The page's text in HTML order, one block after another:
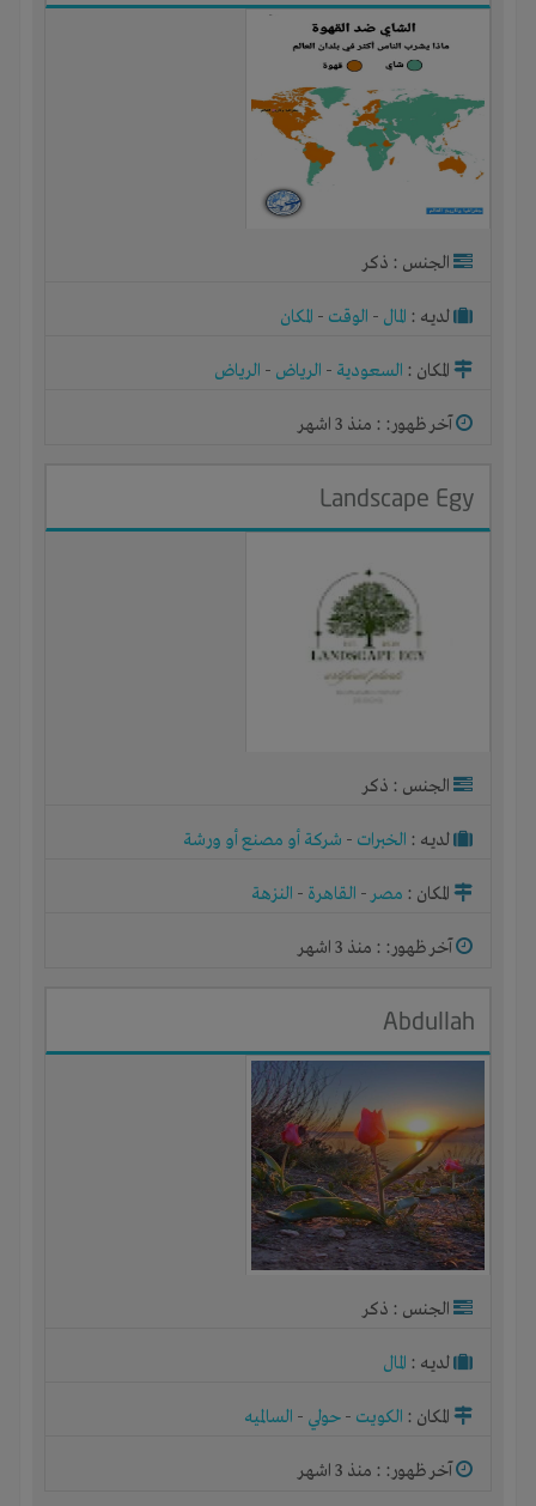
الجنس : ذكر
لديـه : المال - الوقت - المكان
المكان : السعودية - الرياض - الرياض
آخر ظهور: : منذ 3 اشهر
Landscape Egy
الجنس : ذكر
لديـه : الخبرات - شركة أو مصنع أو ورشة
المكان : مصر- القاهرة - النزهة
آخر ظهور: : منذ 3 اشهر
Abdullah
الجنس : ذكر
لديـه : المال
المكان : الكويت - حولي - السالميه
آخر ظهور: : منذ 3 اشهر